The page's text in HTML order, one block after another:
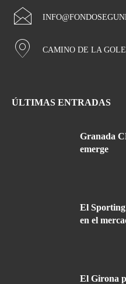
CAMINO DE LA
ÚLTIMAS ENTRADAS
Granada
emerge
El
en el
El Girona